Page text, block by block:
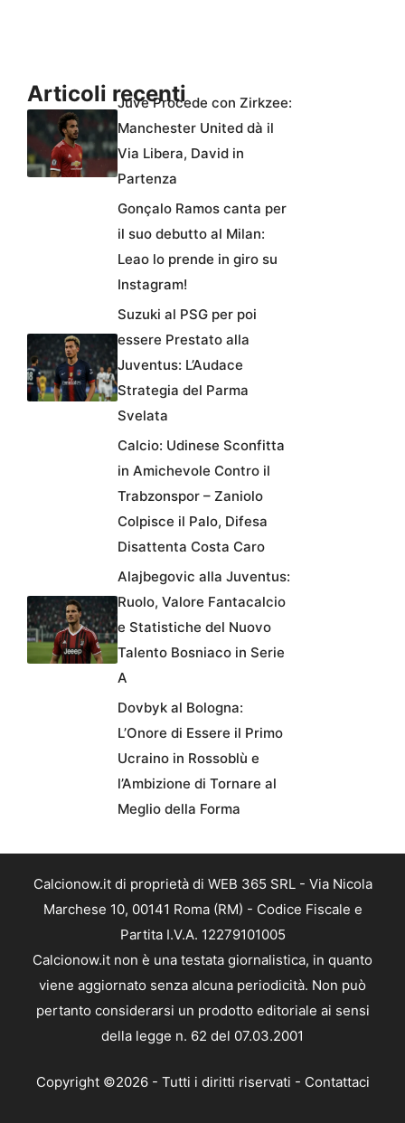
Articoli recentiJuve Procede con Zirkzee:
Manchester United dà il
Via Libera, David in
Partenza
Gonçalo Ramos canta per
il suo debutto al Milan:
Leao lo prende in giro su
Instagram!
Suzuki al PSG per poi
essere Prestato alla
Juventus: L’Audace
Strategia del Parma
Svelata
Calcio: Udinese Sconfitta
in Amichevole Contro il
Trabzonspor – Zaniolo
Colpisce il Palo, Difesa
Disattenta Costa Caro
Alajbegovic alla Juventus:
Ruolo, Valore Fantacalcio
e Statistiche del Nuovo
Talento Bosniaco in Serie
A
Dovbyk al Bologna:
L’Onore di Essere il Primo
Ucraino in Rossoblù e
l’Ambizione di Tornare al
Meglio della Forma
Calcionow.it di proprietà di WEB 365 SRL - Via Nicola
Marchese 10, 00141 Roma (RM) - Codice Fiscale e
Partita I.V.A. 12279101005
Calcionow.it non è una testata giornalistica, in quanto
viene aggiornato senza alcuna periodicità. Non può
pertanto considerarsi un prodotto editoriale ai sensi
della legge n. 62 del 07.03.2001
Copyright ©2026 - Tutti i diritti riservati - Contattaci